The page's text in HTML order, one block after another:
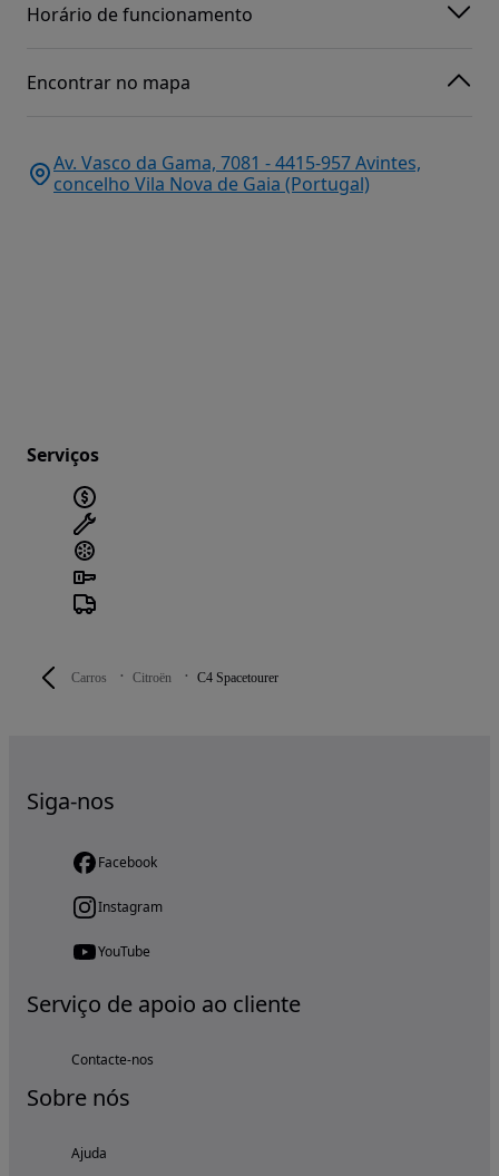
Carros Citroën C4 Spacetourer
Horário de funcionamento
Encontrar no mapa
Av. Vasco da Gama, 7081 - 4415-957 Avintes,
concelho Vila Nova de Gaia (Portugal)
Serviços
Siga-nos
Facebook
Instagram
YouTube
Serviço de apoio ao cliente
Contacte-nos
Sobre nós
Ajuda